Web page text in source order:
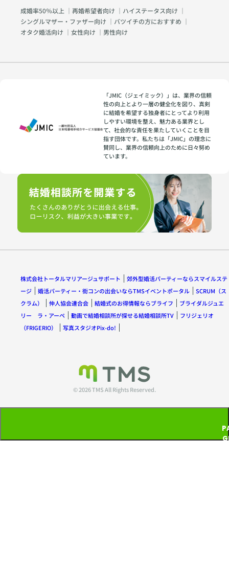
成婚率50％以上 ｜ 再婚希望者向け ｜ ハイステータス向け ｜
シングルマザー・ファザー向け ｜ バツイチの方におすすめ ｜
オタク婚活向け ｜ 女性向け ｜ 男性向け
「JMIC（ジェイミック）」は、業界の信頼
性の向上とより一層の健全化を図り、真剣
に結婚を希望する独身者にとってより利用
しやすい環境を整え、魅力ある業界とし
て、社会的な責任を果たしていくことを目
指す団体です。私たちは「JMIC」の理念に
賛同し、業界の信頼向上のために日々努め
ています。
株式会社トータルマリアージュサポート
郊外型婚活パーティーならスマイルステ
ージ
婚活パーティー・街コンの出会いならTMSイベントポータル
SCRUM（ス
クラム）
仲人協会連合会 結婚式のお得情報ならブライフ
ブライダルジュエ
リー ラ・アーペ
動画で結婚相談所が探せる結婚相談所TV
フリジェリオ
（FRIGERIO）
写真スタジオPix-do!
© 2026 TMS All Rights Reserved.